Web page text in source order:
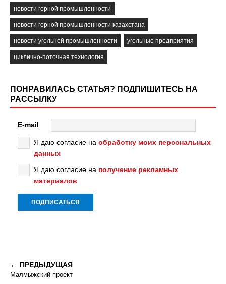
новости горной промышленности
новости горной промышленности казахстана
новости угольной промышленности угольные предприятия
циклично-поточная технология
ПОНРАВИЛАСЬ СТАТЬЯ? ПОДПИШИТЕСЬ НА
РАССЫЛКУ
E-mail
Я даю согласие на обработку моих персональных
данных
Я даю согласие на получение рекламных
материалов
ПРЕДЫДУЩАЯ
Малмыжский проект